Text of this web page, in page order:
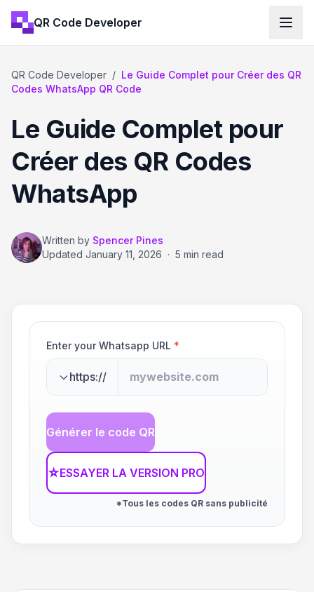
QR Code Developer
QR Code Developer / Le Guide Complet pour Créer des QR
Codes WhatsApp QR Code
Le Guide Complet pour
Créer des QR Codes
WhatsApp
Written by Spencer Pines
Updated January 11, 2026 · 5 min read
Enter your Whatsapp URL *
https://
Générer le code QR
☆ESSAYER LA VERSION PRO
*Tous les codes QR sans publicité